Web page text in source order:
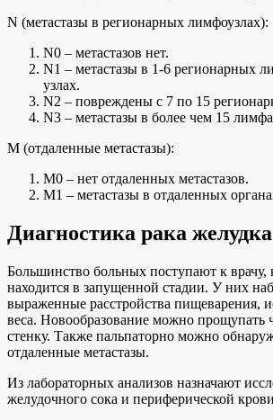
N (метастазы в регионарных лимфоузлах):
N0 – метастазов нет.
N1 – метастазы в 1-6 регионарных
узлах.
N2 – повреждены с 7 по 15
N3 – метастазы в более чем 15
М (отдаленные метастазы):
М0 – нет отдаленных метастазов.
М1 – метастазы в отдаленных
Диагностика рака желудка
Большинство больных поступают к врачу,
находится в запущенной стадии. У них
выраженные расстройства пищеварения,
веса. Новообразование можно
стенку. Также пальпаторно можно
отдаленные метастазы.
Из лабораторных анализов назначают
желудочного сока и периферической